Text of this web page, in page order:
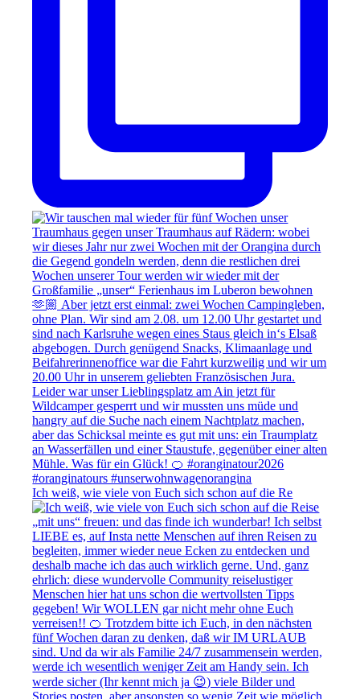
Ich weiß, wie viele von Euch sich schon auf die Re